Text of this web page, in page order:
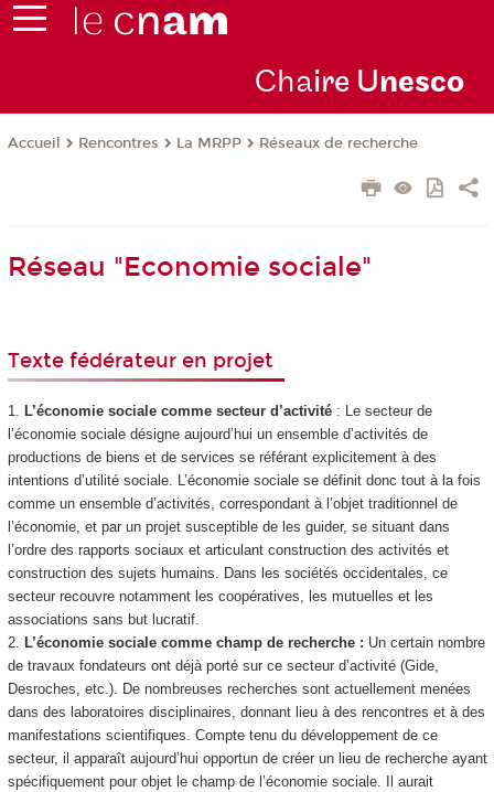
Chaire Unesco
Accueil Rencontres La MRPP Réseaux de recherche
Réseau "Economie sociale"
Texte fédérateur en projet
1. L’économie sociale comme secteur d’activité : Le secteur de
l’économie sociale désigne aujourd’hui un ensemble d’activités de
productions de biens et de services se référant explicitement à des
intentions d’utilité sociale. L’économie sociale se définit donc tout à la fois
comme un ensemble d’activités, correspondant à l’objet traditionnel de
l’économie, et par un projet susceptible de les guider, se situant dans
l’ordre des rapports sociaux et articulant construction des activités et
construction des sujets humains. Dans les sociétés occidentales, ce
secteur recouvre notamment les coopératives, les mutuelles et les
associations sans but lucratif.
2. L’économie sociale comme champ de recherche : Un certain nombre
de travaux fondateurs ont déjà porté sur ce secteur d’activité (Gide,
Desroches, etc.). De nombreuses recherches sont actuellement menées
dans des laboratoires disciplinaires, donnant lieu à des rencontres et à des
manifestations scientifiques. Compte tenu du développement de ce
secteur, il apparaît aujourd’hui opportun de créer un lieu de recherche ayant
spécifiquement pour objet le champ de l’économie sociale. Il aurait